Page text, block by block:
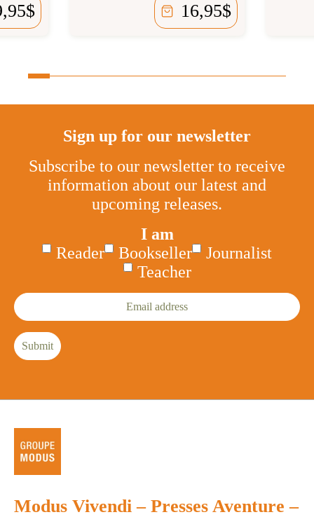
16,95$
$
Sign up for our newsletter
Subscribe to our newsletter to receive
information about our latest and
upcoming releases.
I am
Reader
Bookseller
Journalist
Teacher
Email
address
Submit
Modus Vivendi – Presses Aventure –